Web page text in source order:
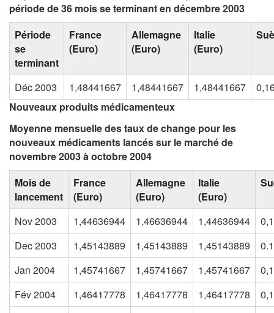
période de 36 mois se terminant en décembre 2003
Période
se
terminant
France
(Euro)
Allemagne
(Euro)
Italie
(Euro)
Déc 2003 1,48441667 1,48441667 1,48441667
Nouveaux produits médicamenteux
Moyenne mensuelle des taux de change pour les
nouveaux médicaments lancés sur le marché de
novembre 2003 à octobre 2004
Mois de
lancement
France
(Euro)
Allemagne
(Euro)
Italie
(Euro)
Nov 2003 1,44636944 1,46636944 1,44636944
Dec 2003
1,45143889 1,45143889 1,45143889
Jan 2004
1,45741667 1,45741667 1,45741667
Fév 2004
1,46417778 1,46417778 1,46417778